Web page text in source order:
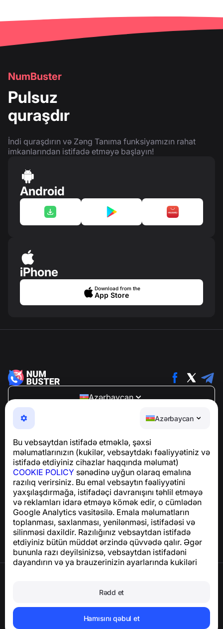
Azərbaycan
Bu vebsaytdan istifadə etməklə, şəxsi
məlumatlarınızın (kukilər, vebsaytdakı fəaliyyətiniz və
istifadə etdiyiniz cihazlar haqqında məlumat)
COOKIE POLICY sənədinə uyğun olaraq emalına
razılıq verirsiniz. Bu emal vebsaytın fəaliyyətini
yaxşılaşdırmağa, istifadəçi davranışını təhlil etməyə
və reklamları idarə etməyə kömək edir, o cümlədən
Google Analytics vasitəsilə. Emala məlumatların
toplanması, saxlanması, yenilənməsi, istifadəsi və
silinməsi daxildir. Razılığınız vebsaytdan istifadə
etdiyiniz bütün müddət ərzində qüvvədə qalır. Əgər
bununla razı deyilsinizsə, vebsaytdan istifadəni
dayandırın və ya brauzerinizin ayarlarında kukiləri
Rədd et
Hamısını qəbul et
NumBuster
Pulsuz
quraşdır
İndi quraşdırın və Zəng Tanıma funksiyamızın rahat
imkanlarından istifadə etməyə başlayın!
Android
iPhone
Download from the
App Store
Azərbaycan
NumBuster © 2013—2026 ·
support@numbuster.com
Telefon fırıldaqlarından, spam və arzuolunmaz
GDPR uyğunluğu ilə bağlı suallar üçün:
support@numbuster.com
Yardım Mərkəzi
Xəbərlər və Məqalələr
Layihə haqqında
Əlaqə
Hesabı və şəxsi məlumatları silin